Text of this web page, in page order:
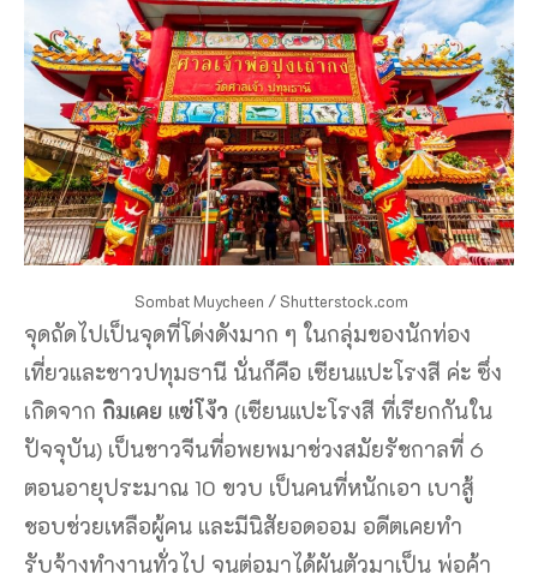
Sombat Muycheen / Shutterstock.com
จุดถัดไปเป็นจุดที่โด่งดังมาก ๆ ในกลุ่มของนักท่อง
เที่ยวและชาวปทุมธานี นั่นก็คือ เซียนแปะโรงสี ค่ะ ซึ่ง
เกิดจาก กิมเคย แซ่โง้ว (เซียนแปะโรงสี ที่เรียกกันใน
ปัจจุบัน) เป็นชาวจีนที่อพยพมาช่วงสมัยรัชกาลที่ 6
ตอนอายุประมาณ 10 ขวบ เป็นคนที่หนักเอา เบาสู้
ชอบช่วยเหลือผู้คน และมีนิสัยอดออม อดีตเคยทำ
รับจ้างทำงานทั่วไป จนต่อมาได้ผันตัวมาเป็น พ่อค้า